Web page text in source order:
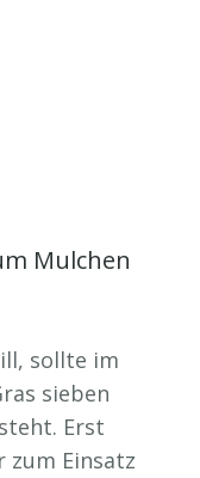
Mulchen
sollte im
sieben
Erst
zum Einsatz